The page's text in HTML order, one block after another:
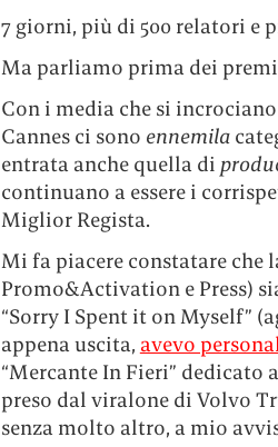
7 giorni, più di 500 relatori e
Ma parliamo prima dei
Con i media che si
Cannes ci sono ennemila
entrata anche quella di
continuano a essere i
Miglior Regista.
Mi fa piacere constatare che
Promo&Activation e Press)
“Sorry I Spent it on Myself”
appena uscita, avevo
“Mercante In Fieri” dedicato
preso dal viralone di Volvo
senza molto altro, a mio